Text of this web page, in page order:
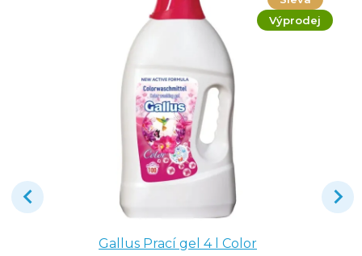
Výprodej
Gallus Prací gel 4 l Color